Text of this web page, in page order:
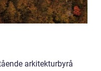
arkitekturbyrå